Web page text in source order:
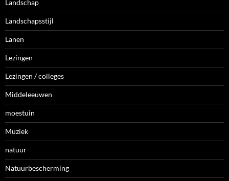
Landschap
Landschapsstijl
Lanen
Lezingen
Lezingen / colleges
Middeleeuwen
moestuin
Muziek
natuur
Natuurbescherming